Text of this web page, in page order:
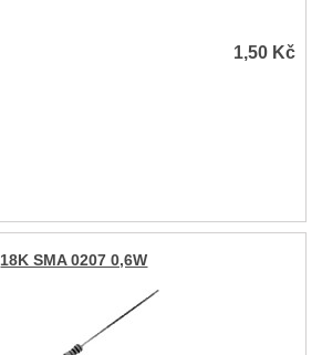
1,50 Kč
18K SMA 0207 0,6W